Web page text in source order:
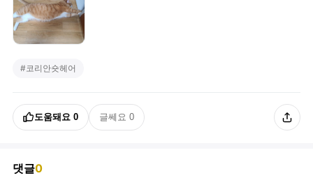
# 코리안숏헤어
도움돼요 0 글쎄요 0
댓글0